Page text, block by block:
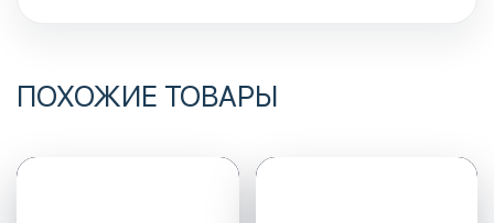
ПОХОЖИЕ ТОВАРЫ